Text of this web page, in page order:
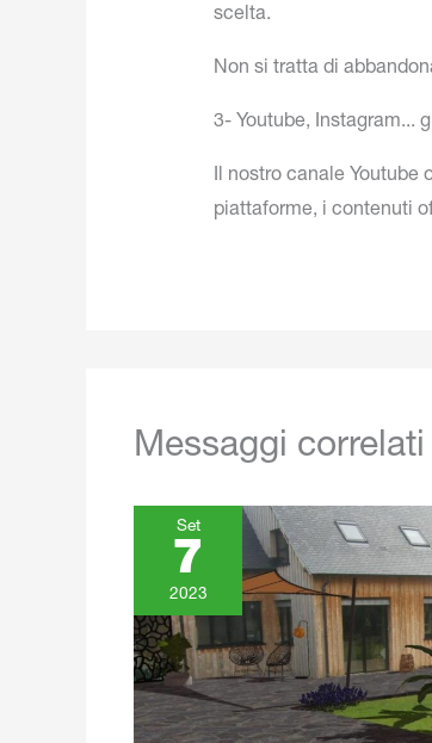
scelta.
Non si tratta di
3- Youtube, Instagram...
Il nostro canale Youtube
piattaforme, i contenuti
Messaggi correlati
Set
7
2023